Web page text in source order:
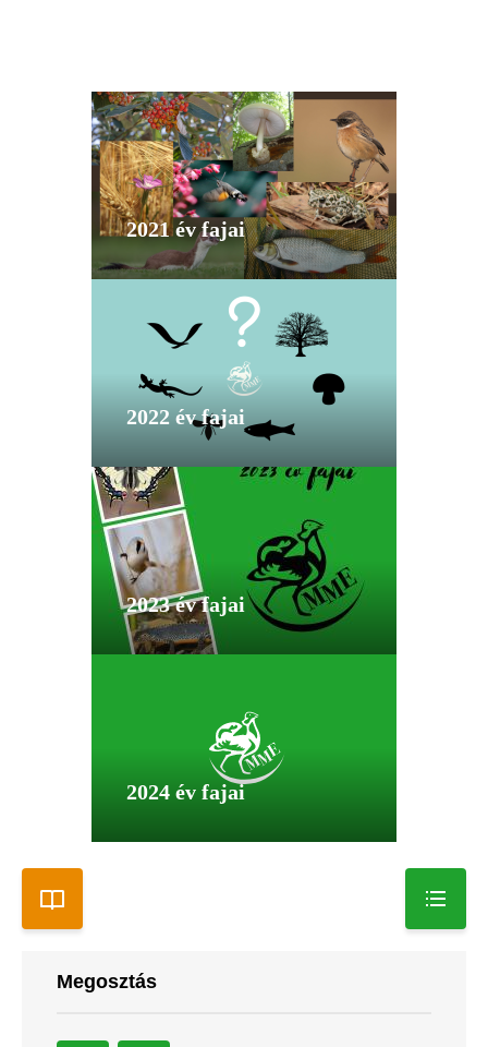
2021 év fajai
2022 év fajai
2023 év fajai
2024 év fajai
Megosztás